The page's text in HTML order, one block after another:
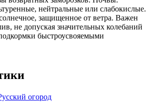
нейтральные или слабокислые.
защищенное от ветра. Важен
не допуская значительных колебаний
быстроусвояемыми
огород